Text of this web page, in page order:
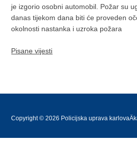
je izgorio osobni automobil. Požar su
danas tijekom dana biti će proveden
okolnosti nastanka i uzroka požara
Pisane vijesti
Copyright © 2026 Policijska uprava